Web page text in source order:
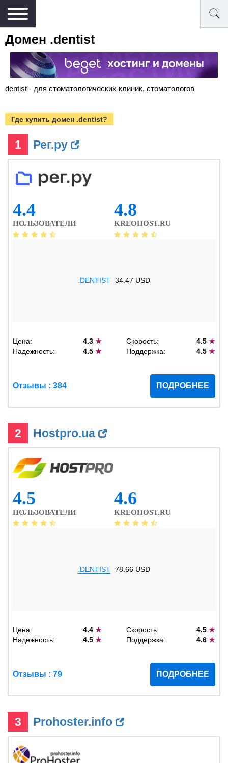
Домен .dentist
dentist - для стоматологических клиник, стоматологов
Где купить домен .dentist?
1 Рег.ру
4.4
ПОЛЬЗОВАТЕЛИ
4.8
KREOHOST.RU
.DENTIST 34.47 USD
Цена: 4.3★ Скорость: 4.5 ★
Надежность:
4.5★ Поддержка: 4.5 ★
Отзывы : 384 ПОДРОБНЕЕ
2 Hostpro.ua
4.5
ПОЛЬЗОВАТЕЛИ
4.6
KREOHOST.RU
.DENTIST 78.66 USD
Цена: 4.4★ Скорость: 4.5 ★
Надежность:
4.5★ Поддержка: 4.6 ★
Отзывы : 79 ПОДРОБНЕЕ
3 Prohoster.info